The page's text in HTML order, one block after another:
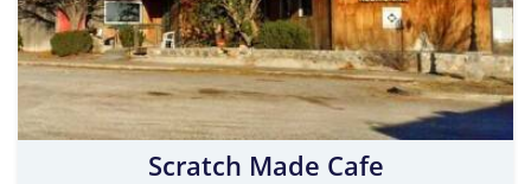
Scratch Made Cafe